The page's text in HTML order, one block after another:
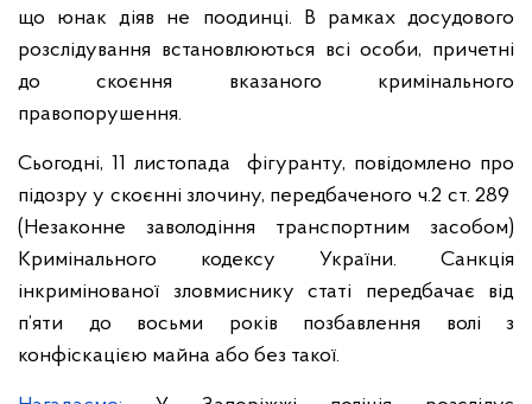
що юнак діяв не поодинці. В рамках досудового
розслідування встановлюються всі особи, причетні
до скоєння вказаного кримінального
правопорушення.
Сьогодні, 11 листопада фігуранту, повідомлено про
підозру у скоєнні злочину, передбаченого ч.2 ст. 289
(Незаконне заволодіння транспортним засобом)
Кримінального кодексу України. Санкція
інкримінованої зловмиснику статі передбачає від
п’яти до восьми років позбавлення волі з
конфіскацією майна або без такої.